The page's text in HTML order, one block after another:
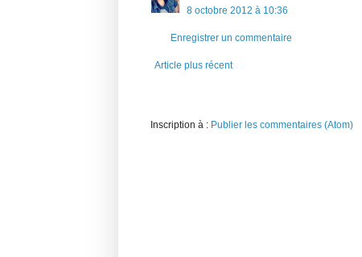
8 octobre 2012 à 10:36
Enregistrer un commentaire
Article plus récent
Inscription à : Publier les commentaires (Atom)